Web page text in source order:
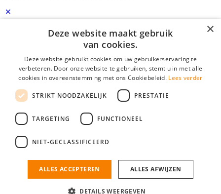
Inloggen als bedrijf
Wachtwoord
login gegevens onthouden
login
Bedrijf aanmelden
nieuwe collega/werknemer zo gevonden!
×
Deze website maakt gebruik
van cookies.
Deze website gebruikt cookies om uw gebruikerservaring te
verbeteren. Door onze website te gebruiken, stemt u in met alle
cookies in overeenstemming met ons Cookiebeleid. Lees verder
STRIKT NOODZAKELIJK PRESTATIE
TARGETING FUNCTIONEEL
NIET-GECLASSIFICEERD
ALLES ACCEPTEREN ALLES AFWIJZEN
DETAILS WEERGEVEN